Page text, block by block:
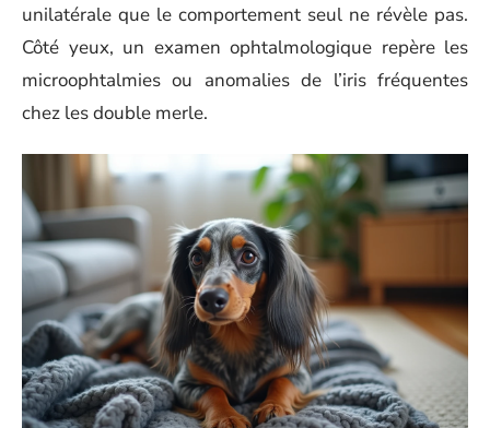
unilatérale que le comportement seul ne révèle pas.
Côté yeux, un examen ophtalmologique repère les
microophtalmies ou anomalies de l’iris fréquentes
chez les double merle.